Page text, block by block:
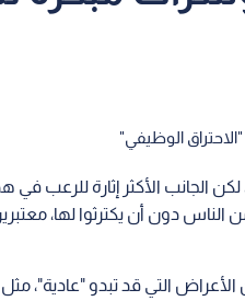
الوظيفي"
الأكثر إثارة للرعب في
الناس دون أن يكترثوا لها،
التي قد تبدو "عادية"، مثل